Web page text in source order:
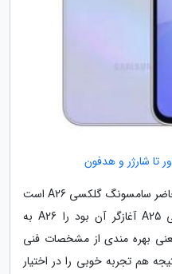
اگر بگوییم برترین گوشی مالی حال حاضر سامسونگ گلکسی A26 است
اغراق نکرده ایم. مسیری که گلکسی A25 آغازگر آن بود را A26 به
بهره مندی از مشخصات فنی
هم تجربه خوبی را در اختیار